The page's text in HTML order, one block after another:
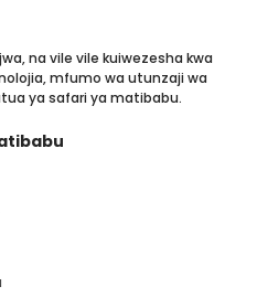
na vile vile kuiwezesha kwa
mfumo wa utunzaji wa
ya safari ya matibabu.